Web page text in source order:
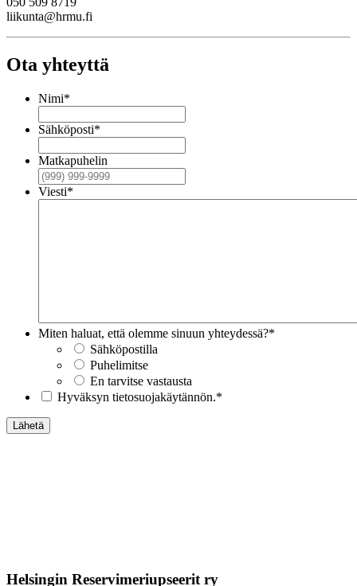
liikunta@hrmu.fi
Ota yhteyttä
Nimi*
Sähköposti*
Matkapuhelin
Viesti*
Miten haluat, että olemme sinuun yhteydessä?*
Sähköpostilla
Puhelimitse
En tarvitse vastausta
*
Hyväksyn tietosuojakäytännön.*
Lähetä
Helsingin Reservimeriupseerit ry